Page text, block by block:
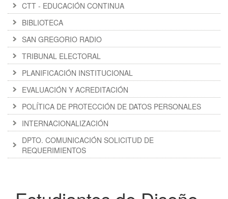
CTT - EDUCACIÓN CONTINUA
BIBLIOTECA
SAN GREGORIO RADIO
TRIBUNAL ELECTORAL
PLANIFICACIÓN INSTITUCIONAL
EVALUACIÓN Y ACREDITACIÓN
POLÍTICA DE PROTECCIÓN DE DATOS PERSONALES
INTERNACIONALIZACIÓN
DPTO. COMUNICACIÓN SOLICITUD DE
REQUERIMIENTOS